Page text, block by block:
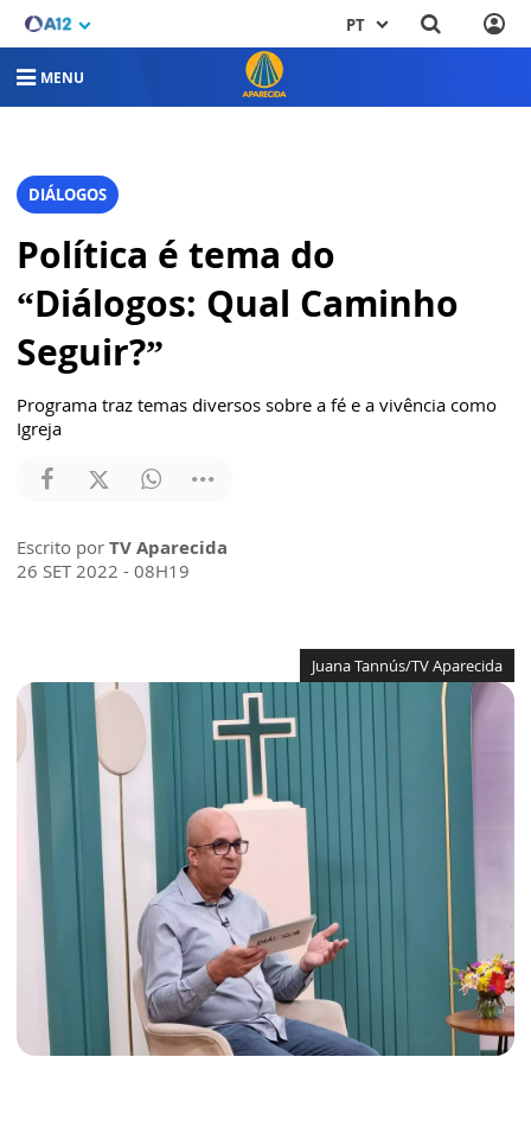
PT
MENU
DIÁLOGOS
Política é tema do
“Diálogos: Qual Caminho
Seguir?”
Programa traz temas diversos sobre a fé e a vivência como
Igreja
Escrito por TV Aparecida
26 SET 2022 - 08H19
Juana Tannús/TV Aparecida